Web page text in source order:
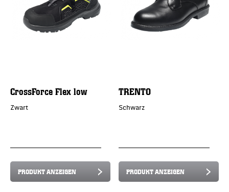
CrossForce Flex low
Zwart
PRODUKT ANZEIGEN
TRENTO
Schwarz
PRODUKT ANZEIGEN